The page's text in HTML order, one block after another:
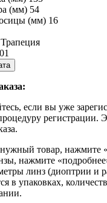
(мм) 54
(мм) 16
Трапеция
если вы уже
регистрации.
товар, нажмите
нажмите
линз (диоптрии и
в упаковках,